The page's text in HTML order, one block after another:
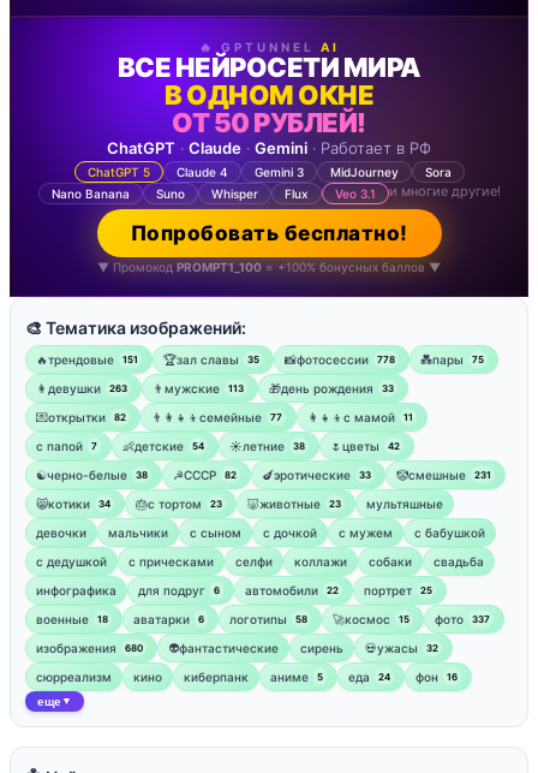
🔥 GPTUNNEL AI
ВСЕ НЕЙРОСЕТИ МИРА
В ОДНОМ ОКНЕ
ОТ 50 РУБЛЕЙ!
ChatGPT · Claude · Gemini · Работает в РФ
ChatGPT 5 Claude 4 Gemini 3 MidJourney
Sora
Nano Banana
Suno Whisper Flux Veo 3.1 и многие другие!
Попробовать бесплатно!
▼ Промокод PROMPT1_100 = +100% бонусных баллов ▼
🎨 Тематика изображений:
🔥трендовые 151 🏆зал славы 35 📸фотосессии 778 💑пары 75
👩девушки 263 👨мужские 113 🎁день рождения 33
💌открытки 82 👨‍👩‍👧‍👦семейные 77 👩‍👧‍👦с мамой 11
‍с папой 7 👶детские 54 ☀️летние 38 🌷цветы 42
☯︎черно-белые 38 ☭СССР 82 🍆эротические 33 🤡смешные 231
😸котики 34 🎂с тортом 23 🐷животные 23
мультяшные
девочки
мальчики с сыном с дочкой с мужем
с бабушкой
с дедушкой
с прическами селфи коллажи собаки
свадьба
инфографика
для подруг 6 автомобили 22 портрет 25
военные 18 аватарки 6 логотипы 58 🚀космос 15 фото 337
изображения 680 👽фантастические сирень 💀ужасы 32
сюрреализм кино киберпанк аниме 5 еда 24 фон 16
еще ▼